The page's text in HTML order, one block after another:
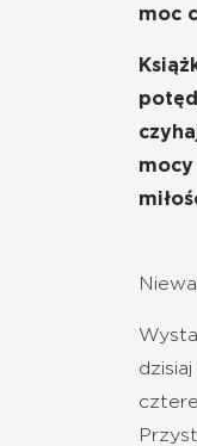
moc